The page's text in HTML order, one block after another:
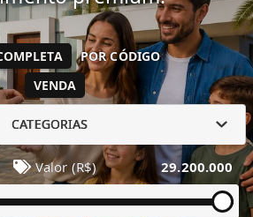
VENDA
POR CÓDIGO
CATEGORIAS
Valor (R$) 29.200.000